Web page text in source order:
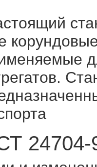
24704-